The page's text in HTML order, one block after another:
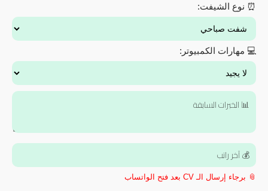
⏰ نوع الشيفت:
💻 مهارات الكمبيوتر:
📎 برجاء إرسال الـ CV بعد فتح الواتساب